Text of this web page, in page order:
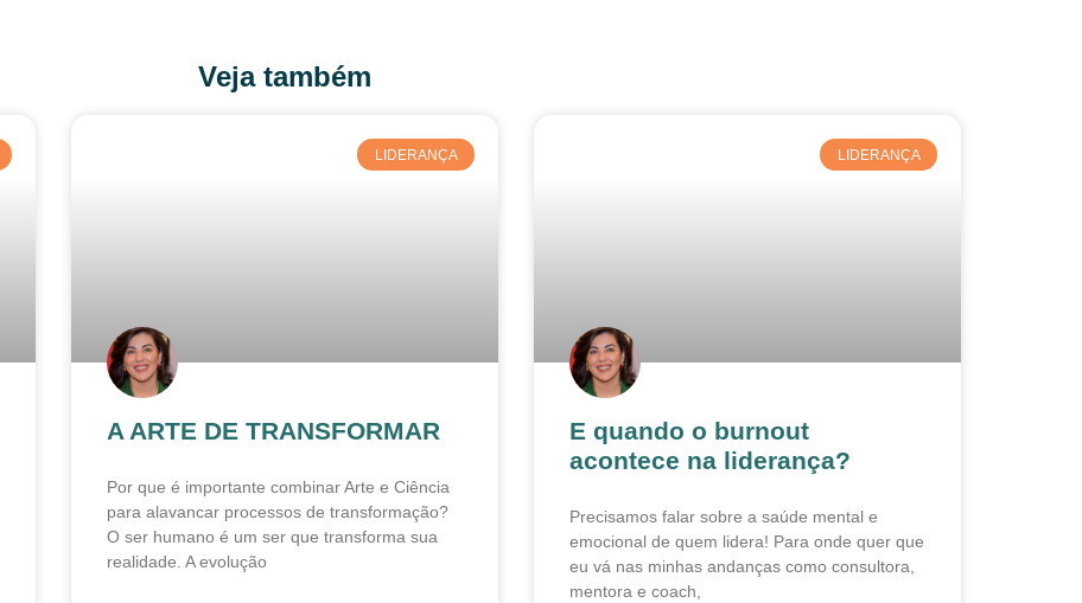
Veja também
LIDERANÇA
A ARTE DE TRANSFORMAR
Por que é importante combinar Arte e Ciência
para alavancar processos de transformação?
O ser humano é um ser que transforma sua
realidade. A evolução
LIDERANÇA
E quando o burnout
acontece na liderança?
Precisamos falar sobre a saúde mental e
emocional de quem lidera! Para onde quer que
eu vá nas minhas andanças como consultora,
mentora e coach,